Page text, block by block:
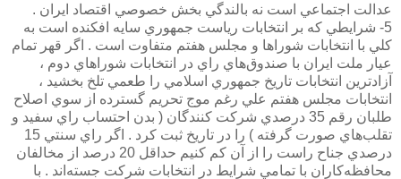
عدالت اجتماعي است نه بالندگي بخش خصوصي اقتصاد ايران .
5- شرايطي كه بر انتخابات رياست جمهوري سايه افكنده است به
كلي با انتخابات شوراها و مجلس هفتم متفاوت است . اگر قهر تمام
عيار ملت ايران با صندوق‌هاي راي در انتخابات شوراهاي دوم ،
آزادترين انتخابات تاريخ جمهوري اسلامي را طعمي تلخ بخشيد ،
انتخابات مجلس هفتم علي رغم موج تحريم گسترده از سوي اصلاح
طلبان رقم 35 درصدي شركت كنندگان ( بدن احتساب راي سفيد و
تقلب‌هاي صورت گرفته ) را در تاريخ ثبت كرد . اگر راي سنتي 15
درصدي جناح راست را از آن كم كنيم حداقل 20 درصد از مخالفان
محافظه‌كاران با تمامي شرايط در انتخابات شركت جسته‌اند . با